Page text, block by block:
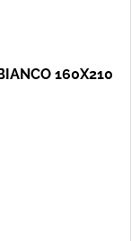
160X210